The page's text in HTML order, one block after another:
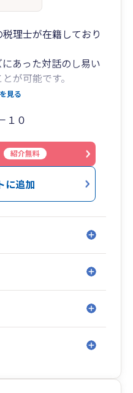
理士が在籍しており
あった対話のし易い
が可能です。
の申告から、記帳代
提供しております。
だければと思いま
見る
１０
紹介無料
に追加